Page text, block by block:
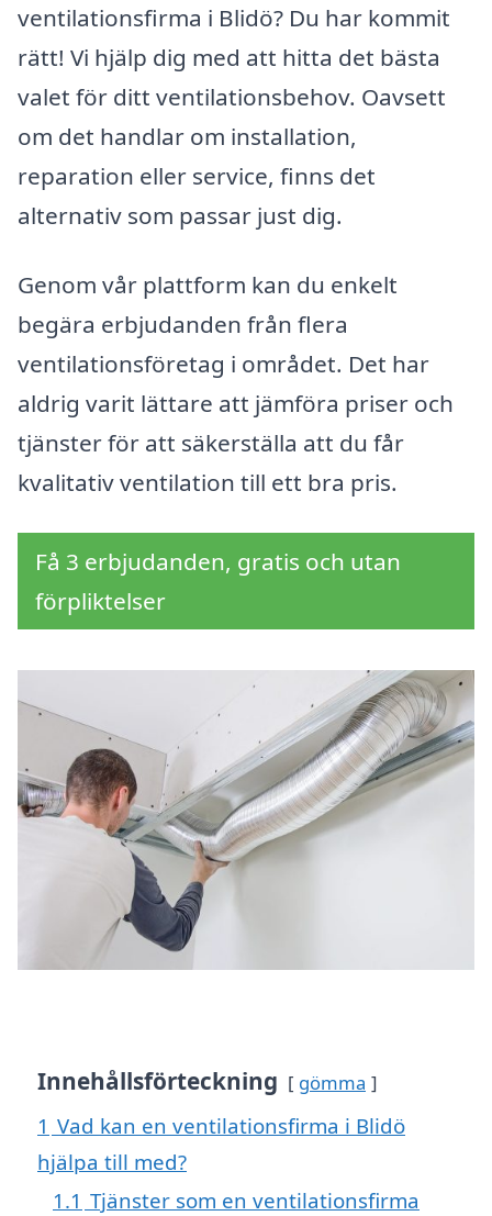
ventilationsfirma i Blidö? Du har kommit
rätt! Vi hjälp dig med att hitta det bästa
valet för ditt ventilationsbehov. Oavsett
om det handlar om installation,
reparation eller service, finns det
alternativ som passar just dig.
Genom vår plattform kan du enkelt
begära erbjudanden från flera
ventilationsföretag i området. Det har
aldrig varit lättare att jämföra priser och
tjänster för att säkerställa att du får
kvalitativ ventilation till ett bra pris.
Få 3 erbjudanden, gratis och utan
förpliktelser
Innehållsförteckning gömma
1 Vad kan en ventilationsfirma i Blidö
hjälpa till med?
1.1 Tjänster som en ventilationsfirma